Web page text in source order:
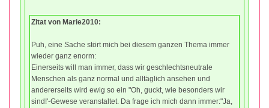
Zitat von Marie2010:
Puh, eine Sache stört mich bei diesem ganzen Thema immer
wieder ganz enorm:
Einerseits will man immer, dass wir geschlechtsneutrale
Menschen als ganz normal und alltäglich ansehen und
andererseits wird ewig so ein "Oh, guckt, wie besonders wir
sind!'-Gewese veranstaltet. Da frage ich mich dann immer:"Ja,